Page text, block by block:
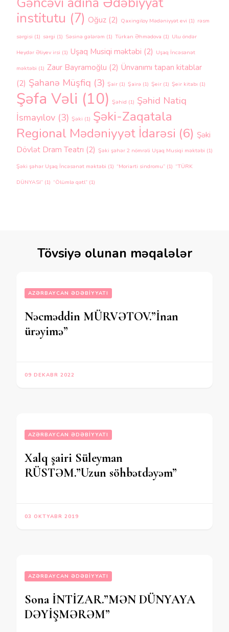
institutu (7) Oğuz (2) Qaxingiloy Mədəniyyət evi (1) rəsm
sərgisi (1) sərgi (1) Səsinə gələrəm (1) Türkan Əhmədova (1) Ulu öndər
Heydər Əliyev irsi (1) Uşaq Musiqi məktəbi (2) Uşaq İncəsənət
məktəbi (1) Zaur Bayramoğlu (2) Ünvanımı tapan kitablar
(2) Şahanə Müşfiq (3) Şair (1) Şairə (1) Şeir (1) Şeir kitabı (1)
Şəfa Vəli (10) Şəhid (1) Şəhid Natiq
İsmayılov (3) Şəki (1) Şəki-Zaqatala
Regional Mədəniyyət İdarəsi (6) Şəki
Dövlət Dram Teatrı (2) Şəki şəhər 2 nömrəli Uşaq Musiqi məktəbi (1)
Şəki şəhər Uşaq İncəsənət məktəbi (1) “Moriarti sindromu” (1) “TÜRK
DÜNYASI” (1) “Ölümlə qətl” (1)
Tövsiyə olunan məqalələr
AZƏRBAYCAN ƏDƏBIYYATI
Nəcməddin MÜRVƏTOV.”İnan
ürəyimə”
09 DEKABR 2022
AZƏRBAYCAN ƏDƏBIYYATI
Xalq şairi Süleyman
RÜSTƏM.”Uzun söhbətdəyəm”
03 OKTYABR 2019
AZƏRBAYCAN ƏDƏBIYYATI
Sona İNTİZAR.”MƏN DÜNYAYA
DƏYİŞMƏRƏM”